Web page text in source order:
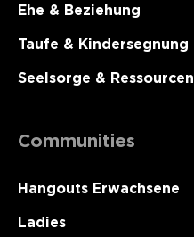
Ehe & Beziehung
Taufe & Kindersegnung
Seelsorge & Ressourcen
Communities
Hangouts Erwachsene
Ladies